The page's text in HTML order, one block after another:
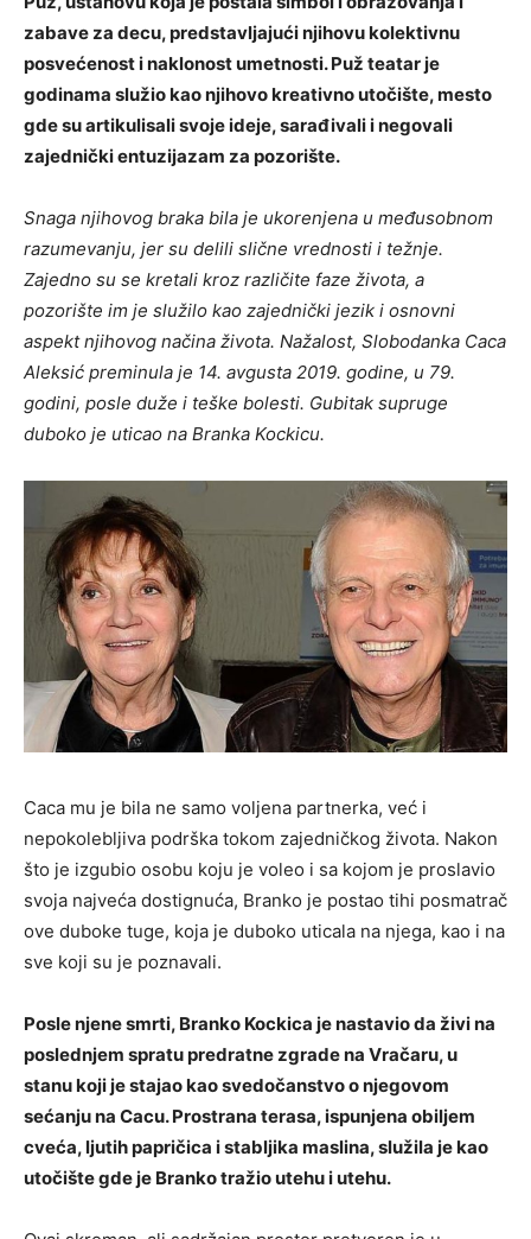
zabave za decu, predstavljajući njihovu kolektivnu
posvećenost i naklonost umetnosti. Puž teatar je
godinama služio kao njihovo kreativno utočište, mesto
gde su artikulisali svoje ideje, sarađivali i negovali
zajednički entuzijazam za pozorište.
Snaga njihovog braka bila je ukorenjena u međusobnom
razumevanju, jer su delili slične vrednosti i težnje.
Zajedno su se kretali kroz različite faze života, a
pozorište im je služilo kao zajednički jezik i osnovni
aspekt njihovog načina života. Nažalost, Slobodanka Caca
Aleksić preminula je 14. avgusta 2019. godine, u 79.
godini, posle duže i teške bolesti. Gubitak supruge
duboko je uticao na Branka Kockicu.
Caca mu je bila ne samo voljena partnerka, već i
nepokolebljiva podrška tokom zajedničkog života. Nakon
što je izgubio osobu koju je voleo i sa kojom je proslavio
svoja najveća dostignuća, Branko je postao tihi posmatrač
ove duboke tuge, koja je duboko uticala na njega, kao i na
sve koji su je poznavali.
Posle njene smrti, Branko Kockica je nastavio da živi na
poslednjem spratu predratne zgrade na Vračaru, u
stanu koji je stajao kao svedočanstvo o njegovom
sećanju na Cacu. Prostrana terasa, ispunjena obiljem
cveća, ljutih papričica i stabljika maslina, služila je kao
utočište gde je Branko tražio utehu i utehu.